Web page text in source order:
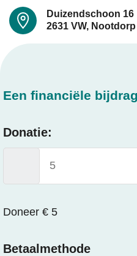
Duizendschoon 16
2631 VW, Nootdorp
Een financiële
Donatie:
Doneer € 5
Betaalmethode